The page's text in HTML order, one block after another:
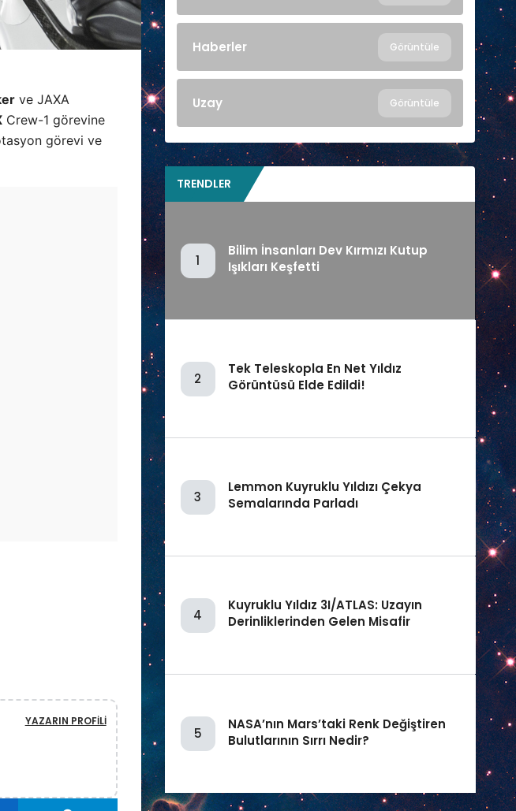
ve JAXA
Crew-1 görevine
görevi ve
YAZARIN PROFILI
Haberler Görüntüle
Uzay Görüntüle
TRENDLER
1
Bilim İnsanları Dev Kırmızı Kutup
Işıkları Keşfetti
2
Tek Teleskopla En Net Yıldız
Görüntüsü Elde Edildi!
3
Lemmon Kuyruklu Yıldızı Çekya
Semalarında Parladı
4
Kuyruklu Yıldız 3I/ATLAS: Uzayın
Derinliklerinden Gelen Misafir
5
NASA’nın Mars’taki Renk Değiştiren
Bulutlarının Sırrı Nedir?